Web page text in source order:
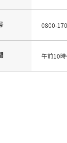
0800-
午前10時